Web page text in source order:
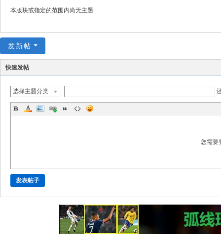
本版块或指定的范围内尚无主题
发新帖
快速发帖
选择主题分类
您需要
发表帖子